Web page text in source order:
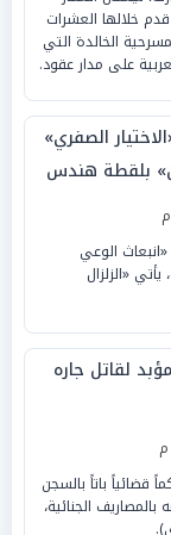
خلالها العشرات
الخالدة التي
على مدار عقود.
الصفري»
بلقطة هندس
«انبعاث الوعي
«الزلزال
لقاتل جاره
قضائياً باتاً بالسجن
الجنائية،